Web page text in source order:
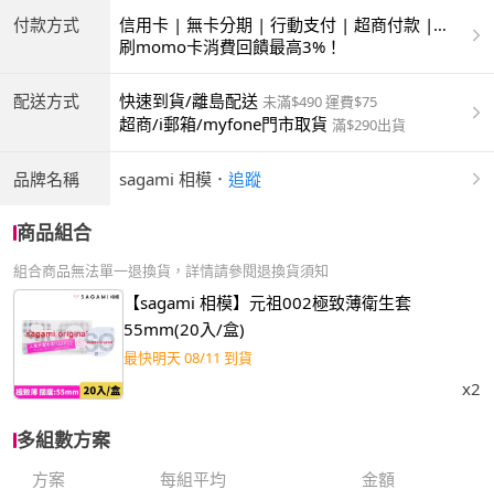
付款方式
信用卡 | 無卡分期 | 行動支付 | 超商付款 |
ATM | 銀聯卡
刷momo卡消費回饋最高3%！
配送方式 快速到貨/離島配送 未滿$490 運費$75
超商/i郵箱/myfone門市取貨 滿$290出貨
品牌名稱 sagami 相模 ． 追蹤
商品組合
組合商品無法單一退換貨，詳情請參閱退換貨須知
【sagami 相模】元祖002極致薄衛生套
55mm(20入/盒)
最快明天 08/11 到貨
x2
多組數方案
方案 每組平均
金額